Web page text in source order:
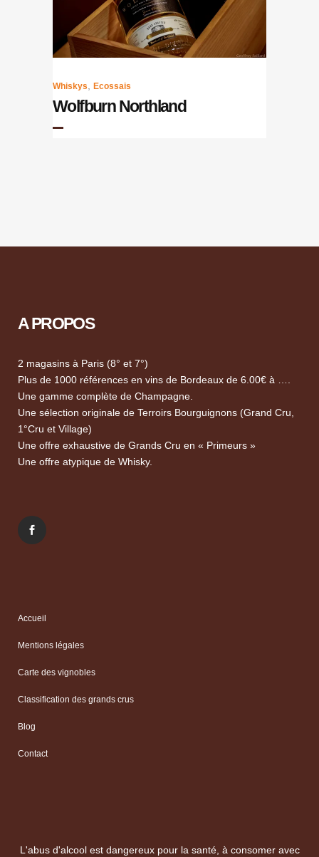
Whiskys Ecossais
Wolfburn Northland
A PROPOS
2 magasins à Paris (8° et 7°)
Plus de 1000 références en vins de Bordeaux de 6.00€ à ….
Une gamme complète de Champagne.
Une sélection originale de Terroirs Bourguignons (Grand Cru,
1°Cru et Village)
Une offre exhaustive de Grands Cru en « Primeurs »
Une offre atypique de Whisky.
Accueil
Mentions légales
Carte des vignobles
Classification des grands crus
Blog
Contact
L'abus d'alcool est dangereux pour la santé, à consomer avec